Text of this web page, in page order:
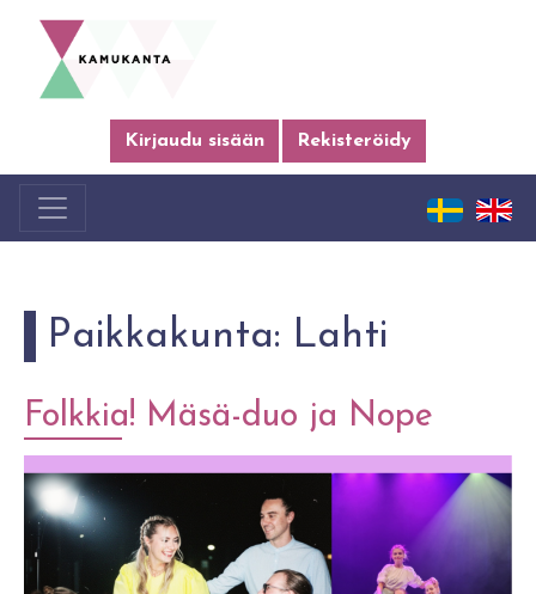
Kirjaudu sisään Rekisteröidy
Paikkakunta: Lahti
Folkkia! Mäsä-duo ja Nope